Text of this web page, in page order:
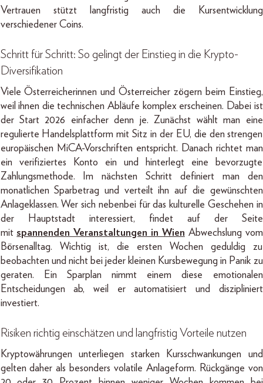
Vertrauen stützt langfristig auch die Kursentwicklung
verschiedener Coins.
Schritt für Schritt: So gelingt der Einstieg in die Krypto-
Diversifikation
Viele Österreicherinnen und Österreicher zögern beim Einstieg,
weil ihnen die technischen Abläufe komplex erscheinen. Dabei ist
der Start 2026 einfacher denn je. Zunächst wählt man eine
regulierte Handelsplattform mit Sitz in der EU, die den strengen
europäischen MiCA-Vorschriften entspricht. Danach richtet man
ein verifiziertes Konto ein und hinterlegt eine bevorzugte
Zahlungsmethode. Im nächsten Schritt definiert man den
monatlichen Sparbetrag und verteilt ihn auf die gewünschten
Anlageklassen. Wer sich nebenbei für das kulturelle Geschehen in
der Hauptstadt interessiert, findet auf der Seite
mitspannenden Veranstaltungen in Wien Abwechslung vom
Börsenalltag. Wichtig ist, die ersten Wochen geduldig zu
beobachten und nicht bei jeder kleinen Kursbewegung in Panik zu
geraten. Ein Sparplan nimmt einem diese emotionalen
Entscheidungen ab, weil er automatisiert und diszipliniert
investiert.
Risiken richtig einschätzen und langfristig Vorteile nutzen
Kryptowährungen unterliegen starken Kursschwankungen und
gelten daher als besonders volatile Anlageform. Rückgänge von